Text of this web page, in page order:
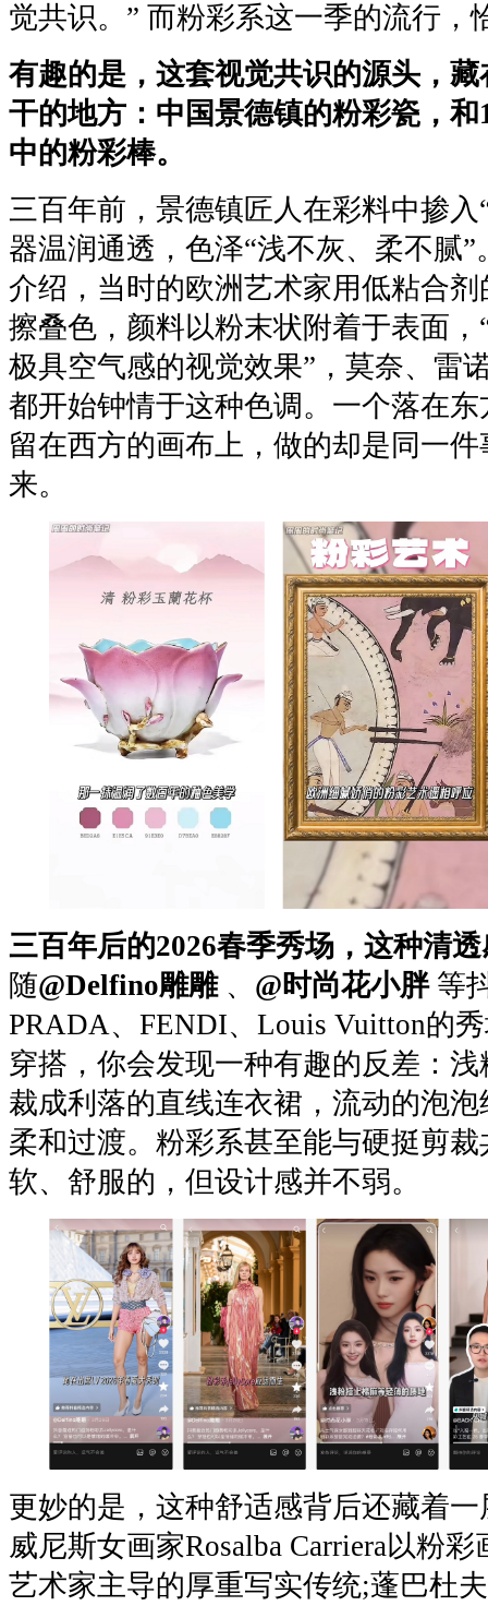
觉共识。” 而粉彩系这一季的流行，
有趣的是，这套视觉共识的源头，
干的地方：中国景德镇的粉彩瓷，
中的粉彩棒。
三百年前，景德镇匠人在彩料中掺入
器温润通透，色泽“浅不灰、柔不腻”
介绍，当时的欧洲艺术家用低粘合
擦叠色，颜料以粉末状附着于表面
极具空气感的视觉效果”，莫奈、雷
都开始钟情于这种色调。一个落在
留在西方的画布上，做的却是同一
来。
三百年后的2026春季秀场，这种清
随@Delfino雕雕 、 @时尚花小胖 等
PRADA、FENDI、Louis Vuitton的
穿搭，你会发现一种有趣的反差：
裁成利落的直线连衣裙，流动的泡
柔和过渡。粉彩系甚至能与硬挺剪
软、舒服的，但设计感并不弱。
更妙的是，这种舒适感背后还藏着
威尼斯女画家Rosalba Carriera以粉
艺术家主导的厚重写实传统;蓬巴杜